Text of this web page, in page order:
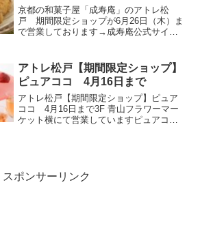
京都の和菓子屋「成寿庵」のアトレ松
戸 期間限定ショップが6月26日（木）ま
で営業しております→成寿庵公式サイト
べられるもの。慣れ親しんだ普段着のお
やつだからこそどこよりも...
アトレ松戸【期間限定ショップ】
ピュアココ 4月16日まで
アトレ松戸【期間限定ショップ】ピュア
ココ 4月16日まで3F 青山フラワーマー
ケット横にて営業していますピュアココ
スポンサーリンク